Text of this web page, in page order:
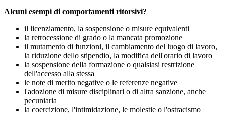
Alcuni esempi di comportamenti ritorsivi?
il licenziamento, la sospensione o misure equivalenti
la retrocessione di grado o la mancata promozione
il mutamento di funzioni, il cambiamento del luogo di lavoro,
la riduzione dello stipendio, la modifica dell'orario di lavoro
la sospensione della formazione o qualsiasi restrizione
dell'accesso alla stessa
le note di merito negative o le referenze negative
l'adozione di misure disciplinari o di altra sanzione, anche
pecuniaria
la coercizione, l'intimidazione, le molestie o l'ostracismo